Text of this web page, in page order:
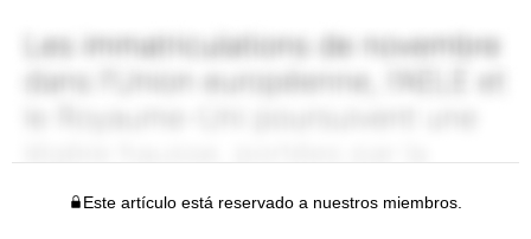
Este artículo está reservado a nuestros miembros.